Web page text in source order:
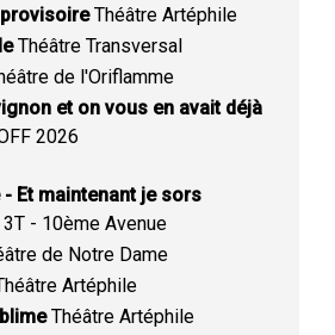
Théâtre Artéphile
Théâtre Transversal
de l'Oriflamme
et on vous en avait déjà
2026
Et maintenant je sors
- 10ème Avenue
de Notre Dame
Artéphile
Théâtre Artéphile